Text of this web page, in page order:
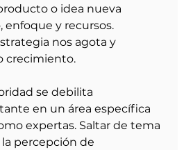
o idea nueva
y recursos.
nos agota y
crecimiento.
se debilita
en un área específica
expertas. Saltar de tema
percepción de